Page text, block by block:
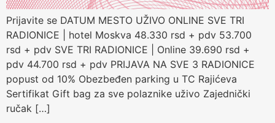
Prijavite se DATUM MESTO UŽIVO ONLINE SVE TRI
RADIONICE | hotel Moskva 48.330 rsd + pdv 53.700
rsd + pdv SVE TRI RADIONICE | Online 39.690 rsd +
pdv 44.700 rsd + pdv PRIJAVA NA SVE 3 RADIONICE
popust od 10% Obezbeđen parking u TC Rajićeva
Sertifikat Gift bag za sve polaznike uživo Zajednički
ručak […]